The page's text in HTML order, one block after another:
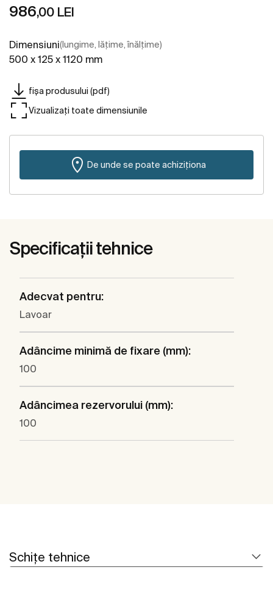
986,00 LEI
Dimensiuni(lungime, lățime, înălțime)
500 x 125 x 1120 mm
fișa produsului (pdf)
Vizualizați toate dimensiunile
De unde se poate achiziționa
Specificații tehnice
Adecvat pentru:
Lavoar
Adâncime minimă de fixare (mm):
100
Adâncimea rezervorului (mm):
100
Schițe tehnice